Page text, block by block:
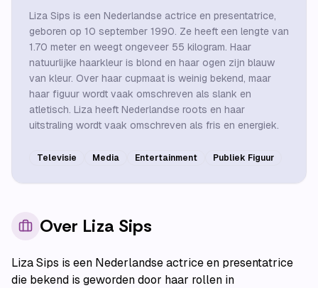
Liza Sips is een Nederlandse actrice en presentatrice,
geboren op 10 september 1990. Ze heeft een lengte van
1.70 meter en weegt ongeveer 55 kilogram. Haar
natuurlijke haarkleur is blond en haar ogen zijn blauw
van kleur. Over haar cupmaat is weinig bekend, maar
haar figuur wordt vaak omschreven als slank en
atletisch. Liza heeft Nederlandse roots en haar
uitstraling wordt vaak omschreven als fris en energiek.
Televisie Media Entertainment Publiek Figuur
Over Liza Sips
Liza Sips is een Nederlandse actrice en presentatrice
die bekend is geworden door haar rollen in